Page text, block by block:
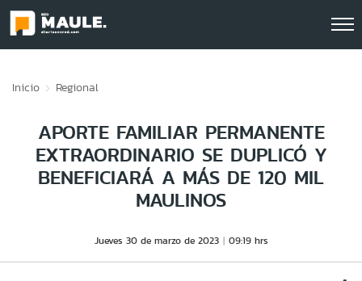
Inicio Regional
APORTE FAMILIAR PERMANENTE
EXTRAORDINARIO SE DUPLICÓ Y
BENEFICIARÁ A MÁS DE 120 MIL
MAULINOS
Jueves 30 de marzo de 2023 09:19 hrs